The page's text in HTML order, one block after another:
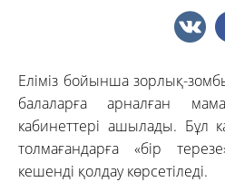
Еліміз бойынша зорлық-
балаларға арналған
кабинеттері ашылады. Бұл
толмағандарға «бір
кешенді қолдау көрсетіледі.